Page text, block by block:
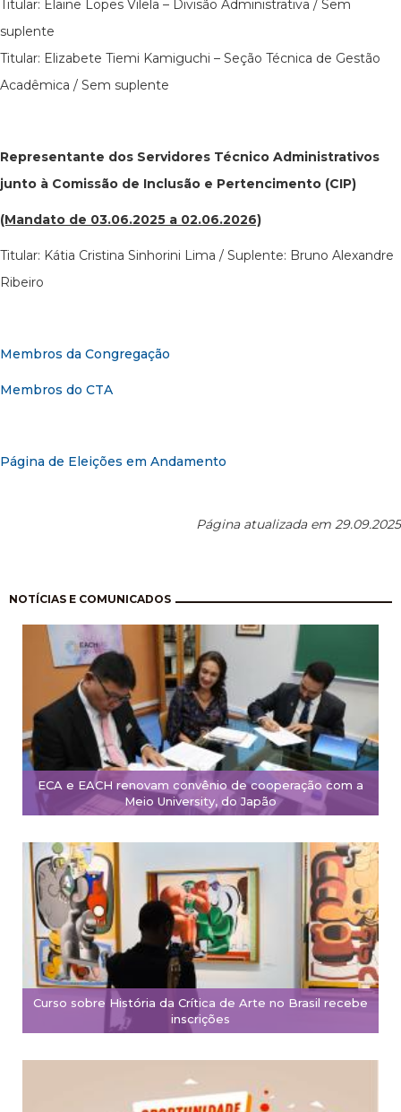
Titular: Elaine Lopes Vilela – Divisão Administrativa / Sem
suplente
Titular: Elizabete Tiemi Kamiguchi – Seção Técnica de Gestão
Acadêmica / Sem suplente
Representante dos Servidores Técnico Administrativos
junto à Comissão de Inclusão e Pertencimento (CIP)
(Mandato de 03.06.2025 a 02.06.2026)
Titular: Kátia Cristina Sinhorini Lima / Suplente: Bruno Alexandre
Ribeiro
Membros da Congregação
Membros do CTA
Página de Eleições em Andamento
Página atualizada em 29.09.2025
NOTÍCIAS E COMUNICADOS
ECA e EACH renovam convênio de cooperação com a
Meio University, do Japão
Curso sobre História da Crítica de Arte no Brasil recebe
inscrições
Pagination